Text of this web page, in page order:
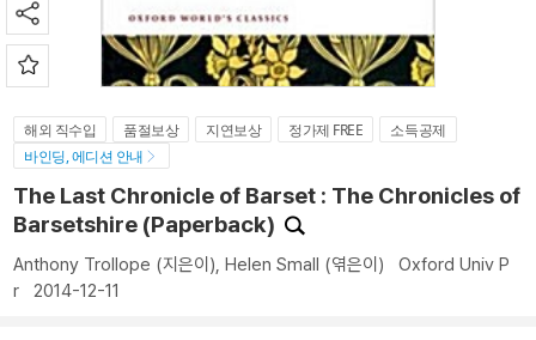
해외 직수입 품절보상 지연보상 정가제 FREE
소득공제
바인딩, 에디션 안내
The Last Chronicle of Barset : The Chronicles of
Barsetshire (Paperback)
Anthony Trollope (지은이), Helen Small (엮은이) Oxford Univ P
r 2014-12-11